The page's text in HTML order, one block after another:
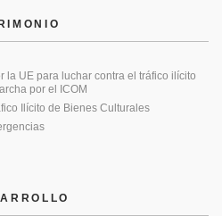
la UE para luchar contra el tráfico ilícito
por el ICOM
Ilícito de Bienes Culturales